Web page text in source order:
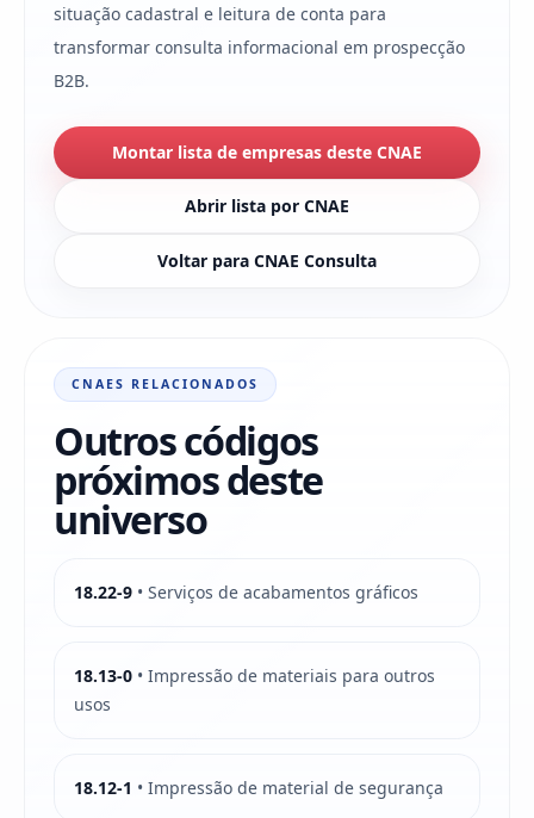
situação cadastral e leitura de conta para
transformar consulta informacional em prospecção
B2B.
Montar lista de empresas deste CNAE
Abrir lista por CNAE
Voltar para CNAE Consulta
CNAES RELACIONADOS
Outros códigos
próximos deste
universo
18.22-9 • Serviços de acabamentos gráficos
18.13-0 • Impressão de materiais para outros
usos
18.12-1 • Impressão de material de segurança